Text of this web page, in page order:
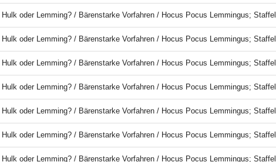
Hulk oder Lemming? / Bärenstarke Vorfahren / Hocus Pocus Lemmingus; Staffel 3, Folge 26
Hulk oder Lemming? / Bärenstarke Vorfahren / Hocus Pocus Lemmingus; Staffel 3, Folge 26
Hulk oder Lemming? / Bärenstarke Vorfahren / Hocus Pocus Lemmingus; Staffel 3, Folge 26
Hulk oder Lemming? / Bärenstarke Vorfahren / Hocus Pocus Lemmingus; Staffel 3, Folge 26
Hulk oder Lemming? / Bärenstarke Vorfahren / Hocus Pocus Lemmingus; Staffel 3, Folge 26
Hulk oder Lemming? / Bärenstarke Vorfahren / Hocus Pocus Lemmingus; Staffel 3, Folge 26
Hulk oder Lemming? / Bärenstarke Vorfahren / Hocus Pocus Lemmingus; Staffel 3, Folge 26